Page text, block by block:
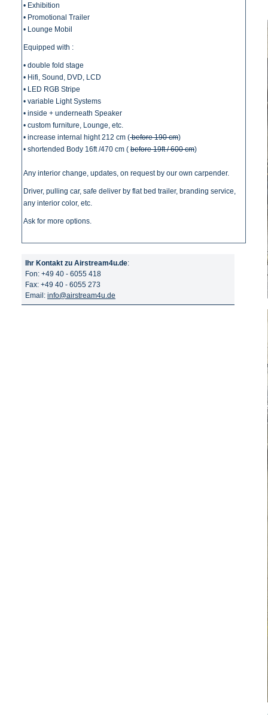
• Exhibition
• Promotional Trailer
• Lounge Mobil
Equipped with :
• double fold stage
• Hifi, Sound, DVD, LCD
• LED RGB Stripe
• variable Light Systems
• inside + underneath Speaker
• custom furniture, Lounge, etc.
• increase internal hight 212 cm (before 190 cm)
• shortended Body 16ft /470 cm ( before 19ft / 600 cm)
Any interior change, updates, on request by our own carpender.
Driver, pulling car, safe deliver by flat bed trailer, branding service,
any interior color, etc.
Ask for more options.
Ihr Kontakt zu Airstream4u.de:
Fon: +49 40 - 6055 418
Fax: +49 40 - 6055 273
Email: info@airstream4u.de